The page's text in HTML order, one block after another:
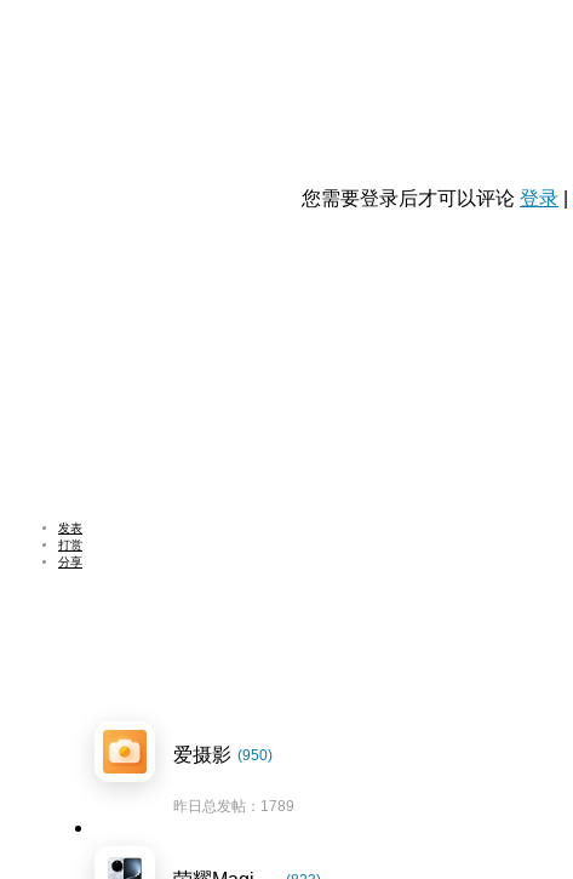
您需要登录后才可以评论 登录
发表
打赏
分享
爱摄影 (950)
昨日总发帖：1789